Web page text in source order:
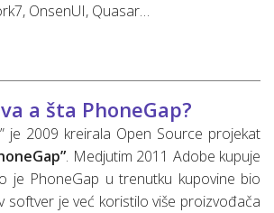
OnsenUI, Quasar…
a šta PhoneGap?
je 2009 kreirala Open Source projekat
. Medjutim 2011 Adobe kupuje
je PhoneGap u trenutku kupovine bio
softver je već koristilo više proizvođača